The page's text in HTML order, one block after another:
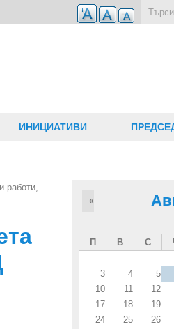
ИНИЦИАТИВИ
работи,
«
П В С
3
4 5
10
11 12
17
18 19
24
25 26